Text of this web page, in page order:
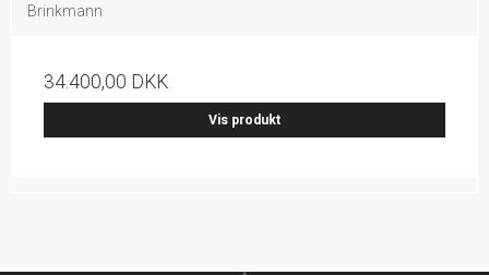
Brinkmann
34.400,00 DKK
Vis produkt